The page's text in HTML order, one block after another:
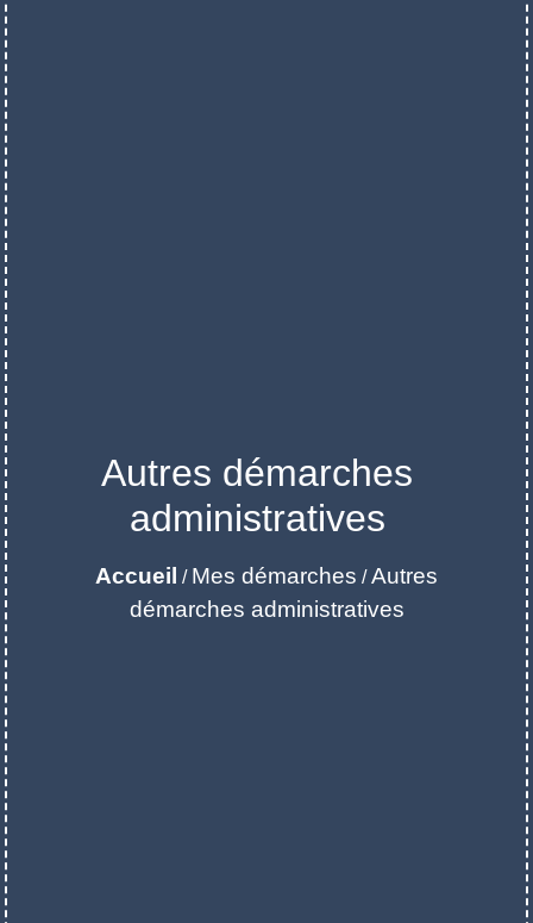
Autres démarches
administratives
Accueil / Mes démarches /Autres
démarches administratives